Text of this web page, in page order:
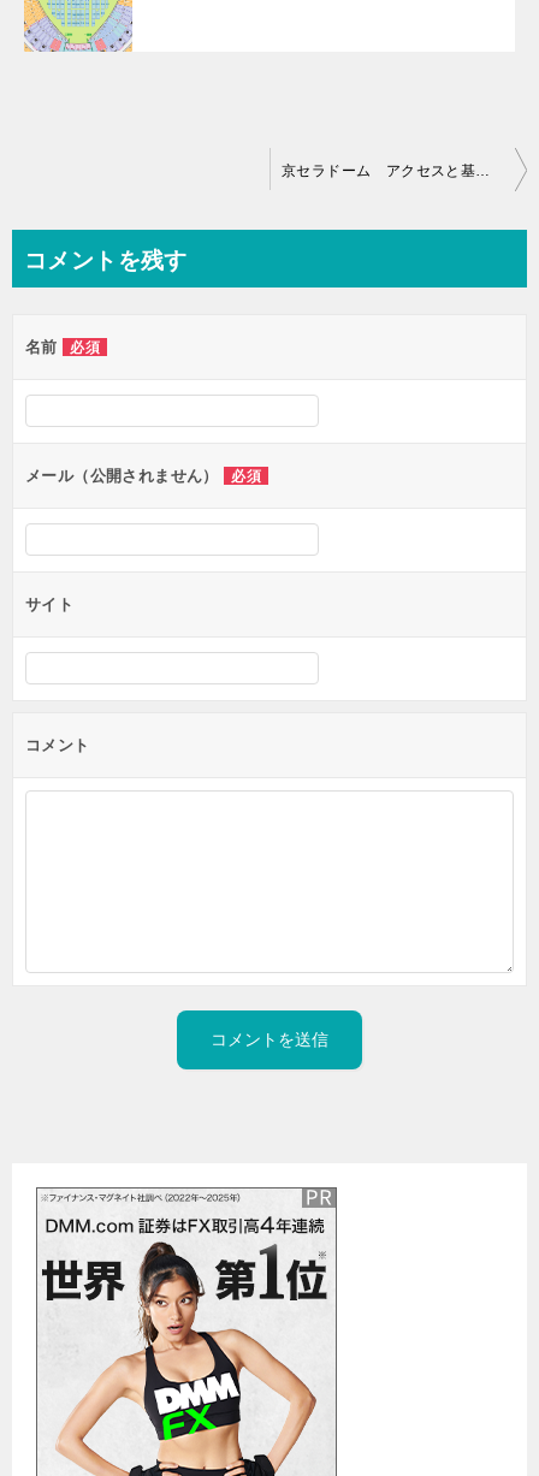
ビ
ー
シ
ョ
ン
コメントを残す
名前 必須
メール（公開されません） 必須
サイト
コメント